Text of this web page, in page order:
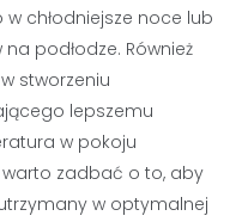
w chłodniejsze noce lub
podłodze. Również
stworzeniu
lepszemu
w pokoju
zadbać o to, aby
w optymalnej